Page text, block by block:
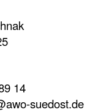
14
suedost.de